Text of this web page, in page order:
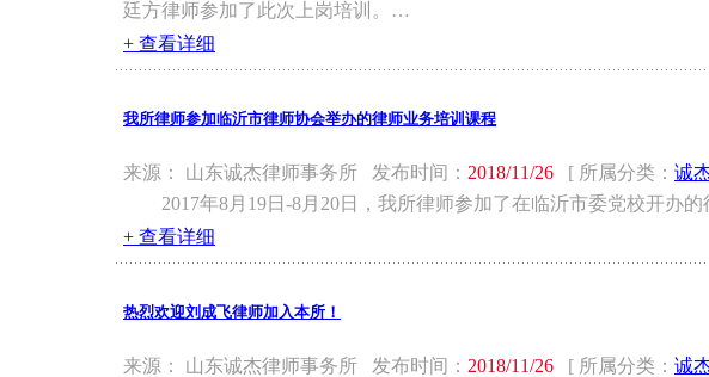
廷方律师参加了此次上岗培训。…
+ 查看详细
我所律师参加临沂市律师协会举办的律师业务培训课程
来源： 山东诚杰律师事务所 发布时间： 2018/11/26 [ 所属分类： 诚
2017年8月19日-8月20日，我所律师参加了在临沂市委党校开办
+ 查看详细
热烈欢迎刘成飞律师加入本所！
来源： 山东诚杰律师事务所 发布时间： 2018/11/26 [ 所属分类： 诚